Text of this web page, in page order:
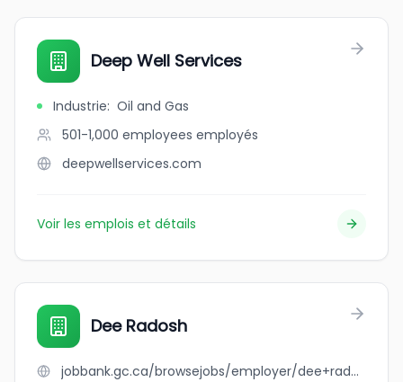
Deep Well Services
Industrie: Oil and Gas
501-1,000 employees employés
deepwellservices.com
Voir les emplois et détails
Dee Radosh
jobbank.gc.ca/browsejobs/employer/dee+radosh/ca